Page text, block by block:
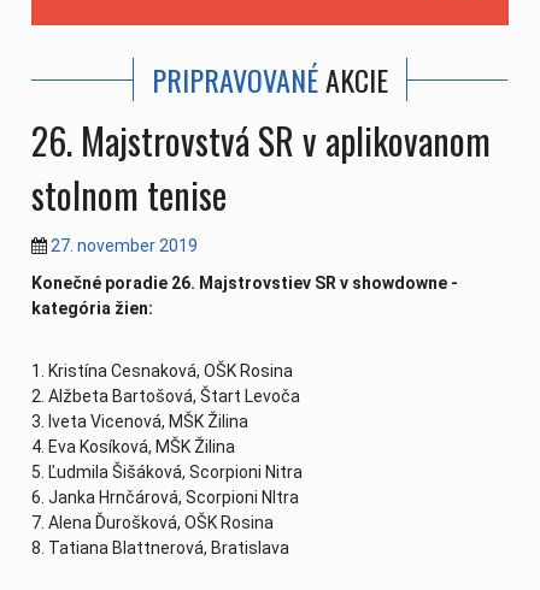
PRIPRAVOVANÉAKCIE
26. Majstrovstvá SR v aplikovanom
stolnom tenise
27. november 2019
Konečné poradie 26. Majstrovstiev SR v showdowne -
kategória žien:
1. Kristína Cesnaková, OŠK Rosina
2. Alžbeta Bartošová, Štart Levoča
3. Iveta Vicenová, MŠK Žilina
4. Eva Kosíková, MŠK Žilina
5. Ľudmila Šišáková, Scorpioni Nitra
6. Janka Hrnčárová, Scorpioni NItra
7. Alena Ďurošková, OŠK Rosina
8. Tatiana Blattnerová, Bratislava